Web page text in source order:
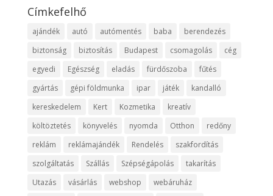
Címkefelhő
ajándék autó autómentés baba
berendezés
biztonság
biztosítás Budapest csomagolás
cég
egyedi
Egészség eladás fürdőszoba
fűtés
gyártás
gépi földmunka ipar játék
kandalló
kereskedelem
Kert Kozmetika
kreatív
költöztetés
könyvelés nyomda Otthon
redőny
reklám
reklámajándék Rendelés
szakfordítás
szolgáltatás
Szállás Szépségápolás
takarítás
Utazás
vásárlás webshop
webáruház